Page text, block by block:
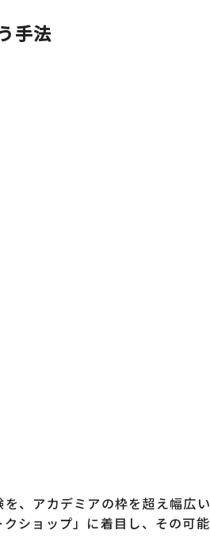
手法
、アカデミアの枠を超え幅広い
ショップ」に着目し、その可能